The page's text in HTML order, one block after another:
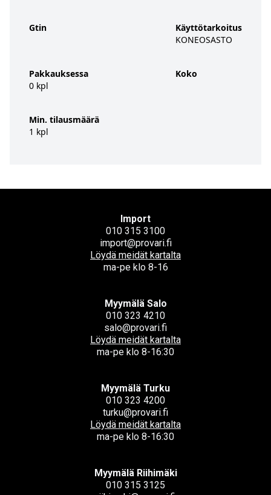
Gtin
Pakkauksessa
0 kpl
Min. tilausmäärä
1 kpl
Käyttötarkoitus
KONEOSASTO
Koko
Import
010 315 3100
import@provari.fi
Löydä meidät kartalta
ma-pe klo 8-16
Myymälä Salo
010 323 4210
salo@provari.fi
Löydä meidät kartalta
ma-pe klo 8-16:30
Myymälä Turku
010 323 4200
turku@provari.fi
Löydä meidät kartalta
ma-pe klo 8-16:30
Myymälä Riihimäki
010 315 3125